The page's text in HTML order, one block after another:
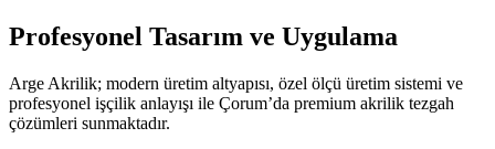
Profesyonel Tasarım ve Uygulama
Arge Akrilik; modern üretim altyapısı, özel ölçü üretim sistemi ve
profesyonel işçilik anlayışı ile Çorum’da premium akrilik tezgah
çözümleri sunmaktadır.